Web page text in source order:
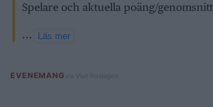
Spelare och aktuella poäng/
... Läs mer